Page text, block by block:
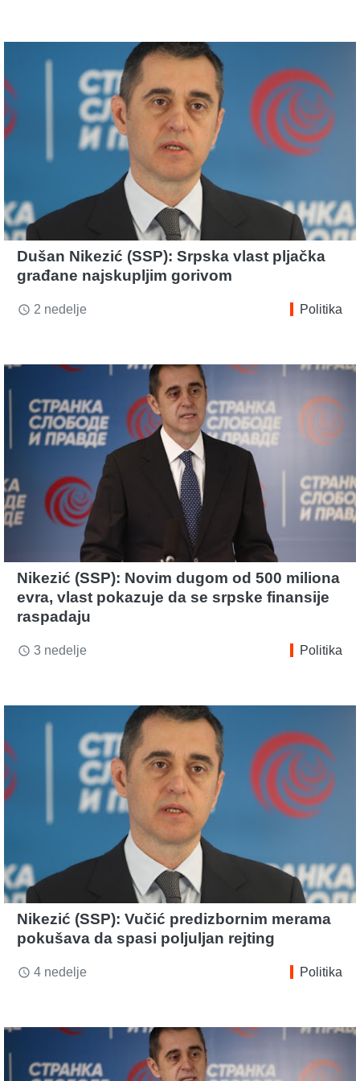
Dušan Nikezić (SSP): Srpska vlast pljačka
građane najskupljim gorivom
access_time 2 nedelje Politika
Nikezić (SSP): Novim dugom od 500 miliona
evra, vlast pokazuje da se srpske finansije
raspadaju
access_time 3 nedelje Politika
Nikezić (SSP): Vučić predizbornim merama
pokušava da spasi poljuljan rejting
access_time 4 nedelje Politika